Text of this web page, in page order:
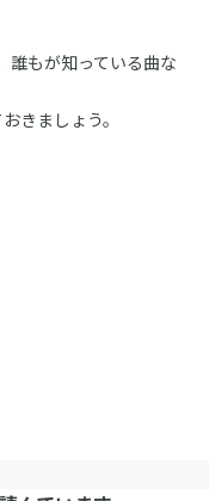
誰もが知っている曲な
きましょう。